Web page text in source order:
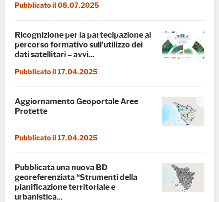
Pubblicato il 08.07.2025
Ricognizione per la partecipazione al
percorso formativo sull’utilizzo dei
dati satellitari – avvi...
Pubblicato il 17.04.2025
Aggiornamento Geoportale Aree
Protette
Pubblicato il 17.04.2025
Pubblicata una nuova BD
georeferenziata “Strumenti della
pianificazione territoriale e
urbanistica...